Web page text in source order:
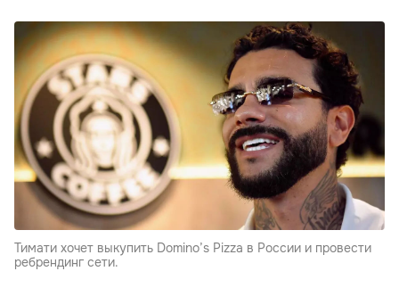
Тимати хочет выкупить Domino’s Pizza в России и провести
ребрендинг сети.